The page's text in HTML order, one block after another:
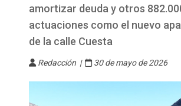
amortizar deuda y otros
actuaciones como el nuevo
de la calle Cuesta
Redacción | 30 de mayo de 2026